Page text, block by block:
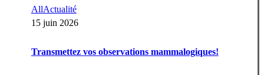
AllActualité
15 juin 2026
Transmettez vos observations mammalogiques!